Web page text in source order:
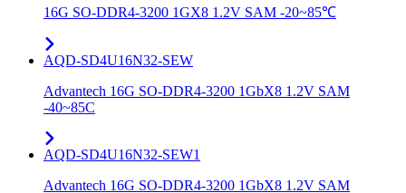
16G SO-DDR4-3200 1GX8 1.2V SAM -20~85℃
AQD-SD4U16N32-SEW
Advantech 16G SO-DDR4-3200 1GbX8 1.2V SAM
-40~85C
AQD-SD4U16N32-SEW1
Advantech 16G SO-DDR4-3200 1GbX8 1.2V SAM